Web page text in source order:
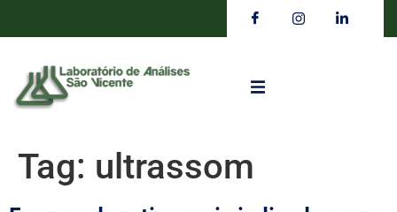
Tag: ultrassom